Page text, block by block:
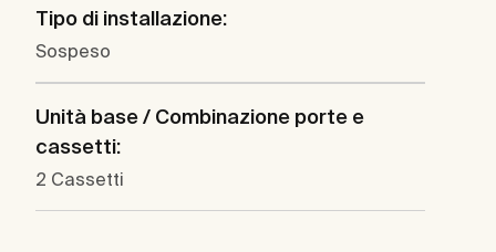
Tipo di installazione:
Sospeso
Unità base / Combinazione porte e
cassetti:
2 Cassetti